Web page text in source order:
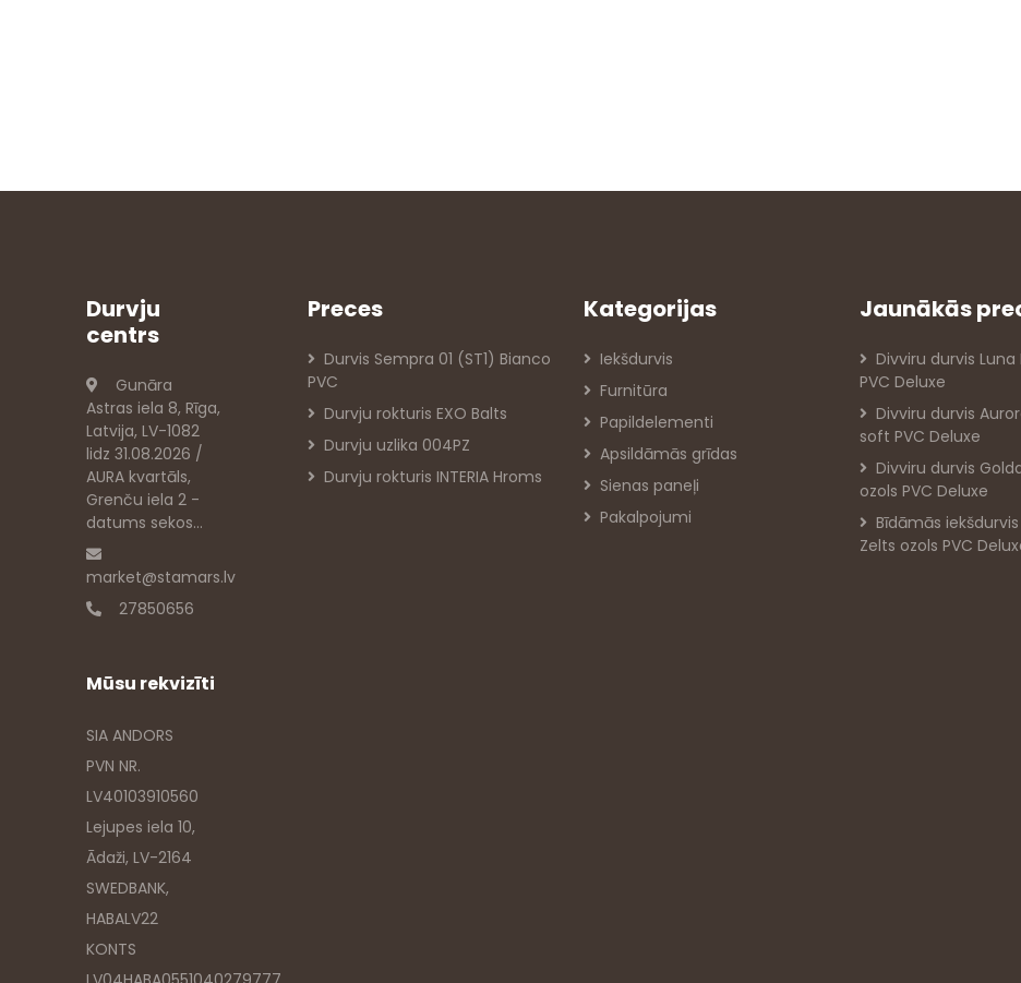
Durvju
centrs
Gunāra
Astras iela 8, Rīga,
Latvija, LV-1082
lidz 31.08.2026 /
AURA kvartāls,
Grenču iela 2 -
datums sekos...
market@stamars.lv
27850656
Mūsu rekvizīti
SIA ANDORS
PVN NR.
LV40103910560
Lejupes iela 10,
Ādaži, LV-2164
SWEDBANK,
HABALV22
KONTS
Preces
Durvis Sempra 01 (ST1) Bianco
PVC
Durvju rokturis EXO Balts
Durvju uzlika 004PZ
Durvju rokturis INTERIA Hroms
Kategorijas
Iekšdurvis
Furnitūra
Papildelementi
Apsildāmās grīdas
Sienas paneļi
Pakalpojumi
Jaunākās
Divviru durvis
PVC Deluxe
Divviru durvis
soft PVC Deluxe
Divviru durvis
ozols PVC Deluxe
Bīdāmās
Zelts ozols PVC